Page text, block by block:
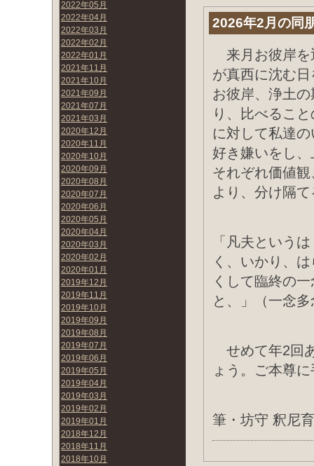
2022年05月
2022年04月
2022年03月
2022年02月
2022年01月
2021年11月
2021年10月
2021年09月
2021年07月
2021年03月
2020年12月
2020年11月
2020年10月
2020年09月
2020年08月
2020年07月
2020年06月
2020年05月
2020年04月
2020年03月
2020年02月
2020年01月
2019年12月
2019年11月
2019年10月
2019年09月
2019年08月
2019年07月
2019年06月
2019年05月
2019年04月
2019年03月
2019年02月
2019年01月
2018年12月
2018年11月
2018年10月
2026年2月の同
来月お彼岸を
が真西に沈む
お彼岸、浄土
り、比べるこ
に対して私達
好き嫌いをし
それぞれ価値
より、分け隔
「凡夫という
く、いかり、
くして臨終の
と、」（一念
せめて年2回
ょう。ご本尊
筆・坊守 釈尼